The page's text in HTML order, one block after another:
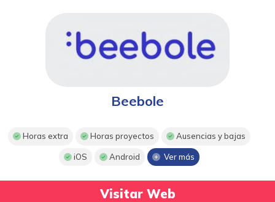
Beebole
Horas extra Horas proyectos Ausencias y bajas
iOS Android Ver más
Visitar Web